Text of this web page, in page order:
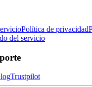
Política de privacidad
del servicio
Trustpilot